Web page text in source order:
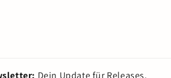
Dein Update für Releases,